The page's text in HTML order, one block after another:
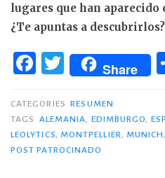
lugares que han aparecido
¿Te apuntas a descubrirlos?
F
c
e
b
T
w
it
te
r
Share
CATEGORIES RESUMEN
TAGS
ALEMANIA, EDIMBURGO,
LEOLYTICS, MONTPELLIER, MUNICH,
POST PATROCINADO